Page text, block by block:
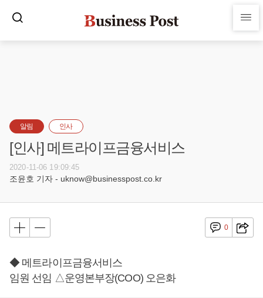
알림 인사
[인사] 메트라이프금융서비스
2020-11-06 19:09:45
조윤호 기자 - uknow@businesspost.co.kr
0
◆ 메트라이프금융서비스
임원 선임 △운영본부장(COO) 오은화